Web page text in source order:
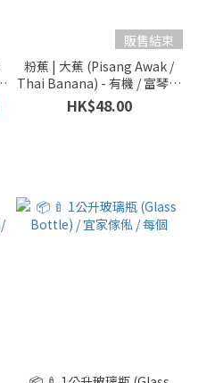
販售結束
粉蕉 | 大蕉 (Pisang Awak /
Thai Banana) - 有機 / 富琴有
機火龍果生態農莊 / 300克或
600克
HK$48.00